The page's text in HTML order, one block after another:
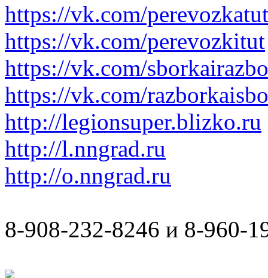
https://vk.com/perevozkatut
https://vk.com/perevozkitut
https://vk.com/
https://vk.com/
http://legionsuper.blizko.ru
http://l.nngrad.ru
http://o.nngrad.ru
8-908-232-8246 и 8-960-